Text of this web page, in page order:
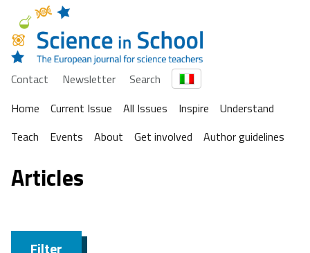
Contact Newsletter
Search
Home
Current Issue All Issues Inspire
Understand
Teach
Events About Get involved Author guidelines
Articles
Filter